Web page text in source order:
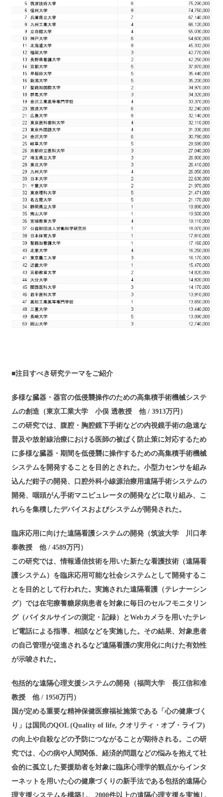
■注目すべき研究テーマをご紹介
多様な臓器・器官の低侵襲操作のための高集積手術機械システ
ムの創造（東京工業大学 小俣 透教授 他 / 3913万円）
この研究では、腹腔・胸腔鏡下手術などの内視鏡手術の急速な
普及や放射線治療における医師の被ばく防止策に対応するため
に多様な臓器・期間を低侵襲に操作するための高集積手術機械
システムを開発することを目的とされた。小型力センサを組み
込んだ鉗子の開発、口腔外科小線源治療用遠隔手術システムの
開発、咽頭がん手術マニピュレータの開発などに取り組み、こ
れらを集積したデバイスおよびシステムが開発された。
臨床応用に向けた遠隔看護システムの開発（筑波大学 川口孝
泰教授 他 / 4589万円）
この研究では、情報通信技術を用いた新たな看護技術（遠隔看
護システム）を臨床応用可能な社会システムとして開発するこ
とを目的として行われた。実施された遠隔看護（テレナーシン
グ）では在宅療養糖尿病患者を対象に毎日のセルフモニタリン
グ（バイタルサインの測定・記録）とWebカメラを用いたテレ
ビ電話による指導、相談などを実施した。その結果、対象患者
の自己管理が促進されるなど遠隔看護の実用化に向けた有効性
が示唆された。
包括的な遠隔心理支援システムの開発（福岡大学 長江信和准
教授 他 / 1950万円）
国が定める重要な精神保健医療福祉施策である「心の健康づく
り」は国民のQOL (Quality of life, クオリティ・オブ・ライフ)
の向上や自殺などの予防につながることが期待される。この研
究では、心の病や人間関係、経済的問題などの悩みを抱えて社
会的に孤立した要援助者を対象に臨床心理学的観点からインタ
ーネットを用いた心の健康づくりの新手法である包括的遠隔心
理支援システムを構築し、2000件以上の遠隔心理支援を実施し